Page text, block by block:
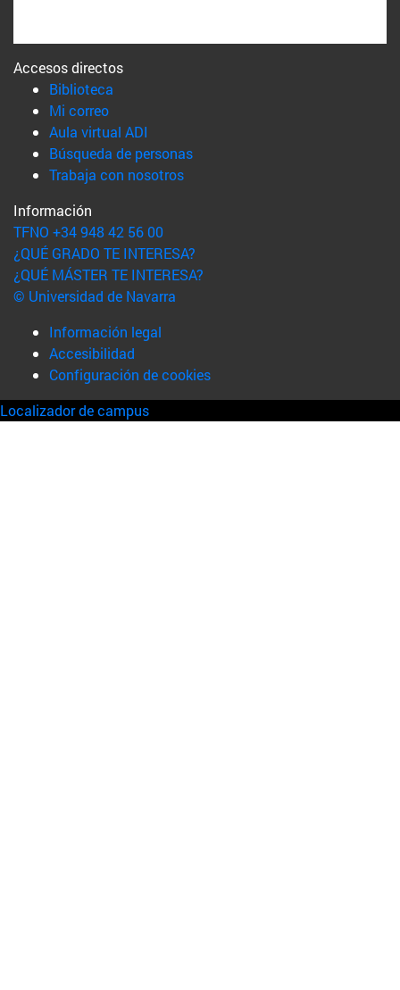
Accesos directos
Biblioteca
Mi correo(abre en nueva ventana)
Aula virtual ADI
Búsqueda de personas(abre en nueva ventana)
Trabaja con nosotros(abre en nueva ventana)
Información
TFNO +34 948 42 56 00
¿QUÉ GRADO TE INTERESA?
¿QUÉ MÁSTER TE INTERESA?
© Universidad de Navarra
Información legal
Accesibilidad
Configuración de cookies
Localizador de campus